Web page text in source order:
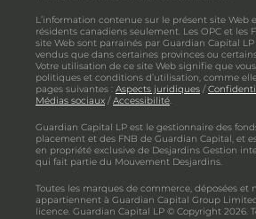
L’information contenue sur le présent site Web
résidents canadiens seulement. Les OPC et les
site Web sont parrainés par Guardian Capital
vendus que dans certaines provinces ou
Votre utilisation de ce site Web signifie que
politiques et conditions d’utilisation, comme
pages suivantes : Aspects juridiques /
Médias sociaux /Accessibilité.
Guardian Capital LP est le gestionnaire des
placement et des FNB de Guardian Capital, et
en propriété exclusive de Desjardins Gestion
qui fait partie du Mouvement Desjardins.
Toutes les marques de commerce, déposées et
appartiennent à Guardian Capital Group
licence. Guardian Capital LP © Copyright 2026.